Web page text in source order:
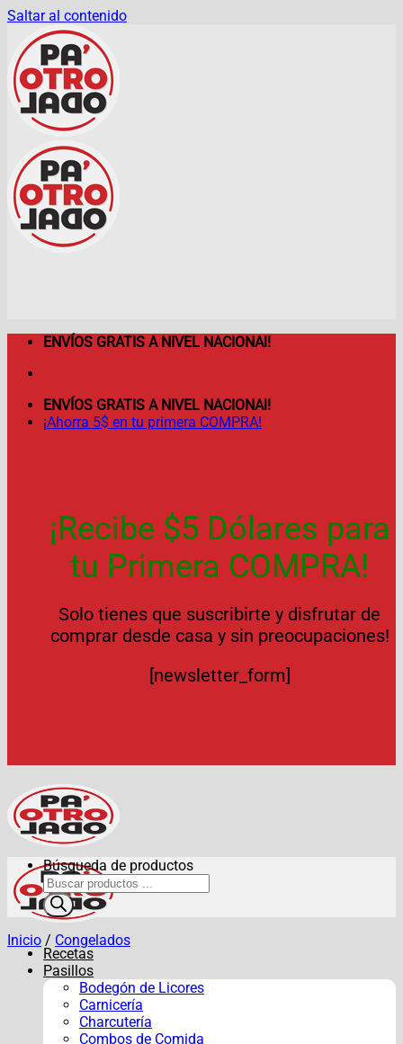
Saltar al contenido
ENVÍOS GRATIS A NIVEL NACIONAl!
ENVÍOS GRATIS A NIVEL NACIONAl!
¡Ahorra 5$ en tu primera COMPRA!
¡Recibe $5 Dólares para
tu Primera COMPRA!
Solo tienes que suscribirte y disfrutar de
comprar desde casa y sin preocupaciones!
[newsletter_form]
Recetas
Pasillos
Bodegón de Licores
Carnicería
Charcutería
Combos de Comida
Búsqueda de productos
Inicio / Congelados